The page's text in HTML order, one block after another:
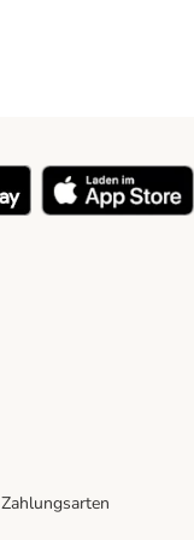
Zahlungsarten